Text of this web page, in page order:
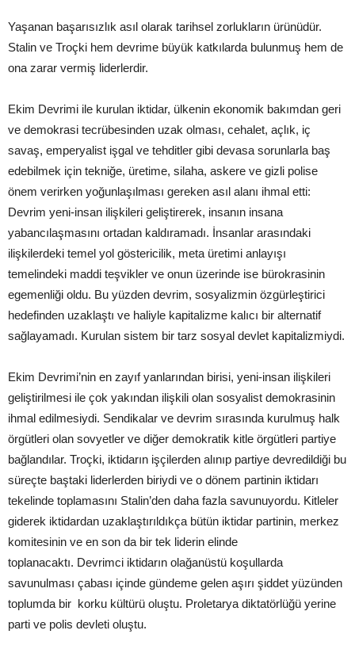
Yaşanan başarısızlık asıl olarak tarihsel zorlukların ürünüdür.
Stalin ve Troçki hem devrime büyük katkılarda bulunmuş hem de
ona zarar vermiş liderlerdir.
Ekim Devrimi ile kurulan iktidar, ülkenin ekonomik bakımdan geri
ve demokrasi tecrübesinden uzak olması, cehalet, açlık, iç
savaş, emperyalist işgal ve tehditler gibi devasa sorunlarla baş
edebilmek için tekniğe, üretime, silaha, askere ve gizli polise
önem verirken yoğunlaşılması gereken asıl alanı ihmal etti:
Devrim yeni-insan ilişkileri geliştirerek, insanın insana
yabancılaşmasını ortadan kaldıramadı. İnsanlar arasındaki
ilişkilerdeki temel yol göstericilik, meta üretimi anlayışı
temelindeki maddi teşvikler ve onun üzerinde ise bürokrasinin
egemenliği oldu. Bu yüzden devrim, sosyalizmin özgürleştirici
hedefinden uzaklaştı ve haliyle kapitalizme kalıcı bir alternatif
sağlayamadı. Kurulan sistem bir tarz sosyal devlet kapitalizmiydi.
Ekim Devrimi’nin en zayıf yanlarından birisi, yeni-insan ilişkileri
geliştirilmesi ile çok yakından ilişkili olan sosyalist demokrasinin
ihmal edilmesiydi. Sendikalar ve devrim sırasında kurulmuş halk
örgütleri olan sovyetler ve diğer demokratik kitle örgütleri partiye
bağlandılar. Troçki, iktidarın işçilerden alınıp partiye devredildiği bu
süreçte baştaki liderlerden biriydi ve o dönem partinin iktidarı
tekelinde toplamasını Stalin’den daha fazla savunuyordu. Kitleler
giderek iktidardan uzaklaştırıldıkça bütün iktidar partinin, merkez
komitesinin ve en son da bir tek liderin elinde
toplanacaktı. Devrimci iktidarın olağanüstü koşullarda
savunulması çabası içinde gündeme gelen aşırı şiddet yüzünden
toplumda bir korku kültürü oluştu. Proletarya diktatörlüğü yerine
parti ve polis devleti oluştu.